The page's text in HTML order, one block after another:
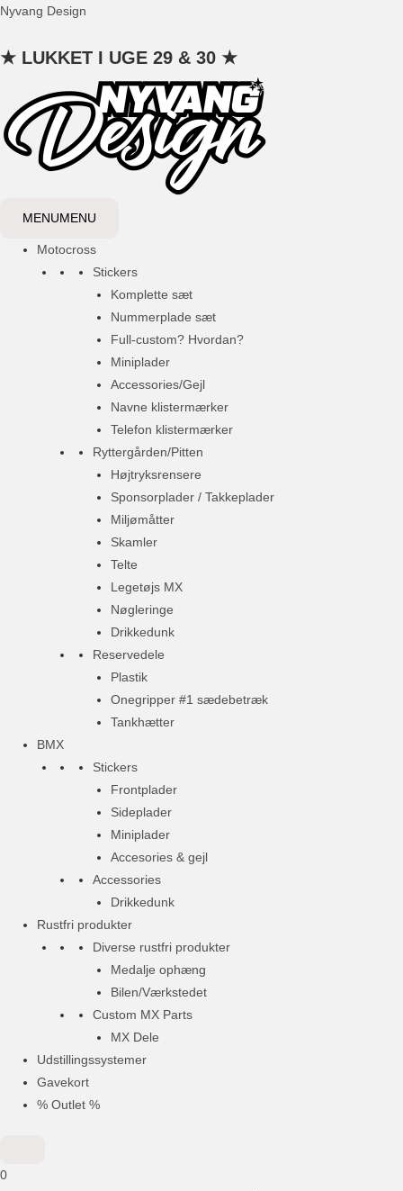
Gå
indholdet
Nyvang Design
★ LUKKET I UGE 29 & 30 ★
MENU MENU
Motocross
Stickers
Komplette sæt
Nummerplade sæt
Full-custom? Hvordan?
Miniplader
Accessories/Gejl
Navne klistermærker
Telefon klistermærker
Ryttergården/Pitten
Højtryksrensere
Sponsorplader / Takkeplader
Miljømåtter
Skamler
Telte
Legetøjs MX
Nøgleringe
Drikkedunk
Reservedele
Plastik
Onegripper #1 sædebetræk
Tankhætter
BMX
Stickers
Frontplader
Sideplader
Miniplader
Accesories & gejl
Accessories
Drikkedunk
Rustfri produkter
Diverse rustfri produkter
Medalje ophæng
Bilen/Værkstedet
Custom MX Parts
MX Dele
Udstillingssystemer
Gavekort
% Outlet %
0